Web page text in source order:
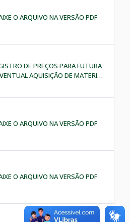
O ARQUIVO NA VERSÃO PDF
DE PREÇOS PARA FUTURA
AQUISIÇÃO DE MATERIAL
HOSPITALAR E
DE SAÚDE DA
GO. *BAIXE O ARQUIVO
VERSÃO PDF
O ARQUIVO NA VERSÃO PDF
O ARQUIVO NA VERSÃO PDF